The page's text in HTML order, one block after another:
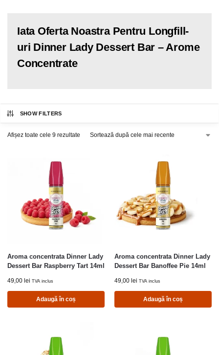
Iata Oferta Noastra Pentru Longfill-
uri Dinner Lady Dessert Bar – Arome
Concentrate
SHOW FILTERS
Afișez toate cele 9 rezultate
Aroma concentrata Dinner Lady
Dessert Bar Raspberry Tart 14ml
49,00 lei TVA inclus
Adaugă în coș
Aroma concentrata Dinner Lady
Dessert Bar Banoffee Pie 14ml
49,00 lei TVA inclus
Adaugă în coș